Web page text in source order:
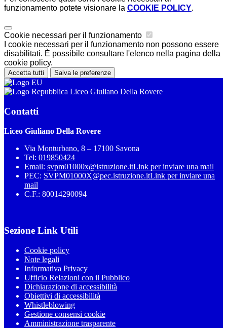
funzionamento potete visionare la COOKIE POLICY.
Cookie necessari per il funzionamento
I cookie necessari per il funzionamento non possono essere
disabilitati. È possibile consultare l'elenco nella pagina della
cookie policy.
Accetta tutti Salva le preferenze
Liceo Giuliano Della Rovere
Contatti
Liceo Giuliano Della Rovere
Via Monturbano, 8 – 17100 Savona
Tel: 019850424
Email: svpm01000x@istruzione.itLink per inviare una mail
PEC: SVPM01000X@pec.istruzione.itLink per inviare una
mail
C.F.: 80014290094
Sezione Link Utili
Cookie policy
Note legali
Informativa Privacy
Ufficio Relazioni con il Pubblico
Dichiarazione di accessibilità
Obiettivi di accessibilità
Whistleblowing
Gestione consensi cookie
Amministrazione trasparente